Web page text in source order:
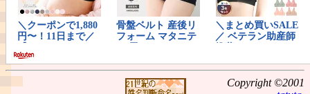
Copyright ©2001